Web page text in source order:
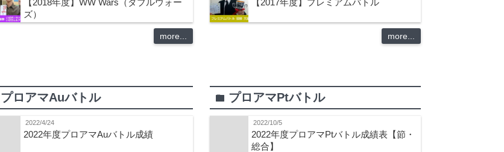
ズ）
more... more...
プロアマAuバトル
2022/4/24
2022年度プロアマAuバトル成績
folder プロアマPtバトル
2022/10/5
2022年度プロアマPtバトル成績表【節・
総合】